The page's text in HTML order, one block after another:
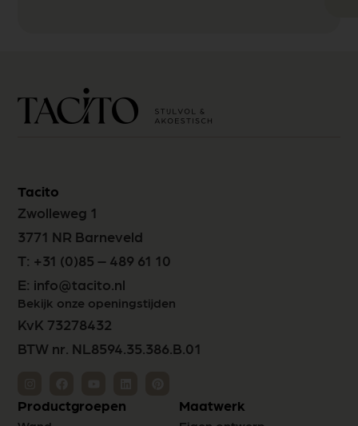
Tacito
Zwolleweg 1
3771 NR Barneveld
T: +31 (0)85 – 489 61 10
E: info@tacito.nl
Bekijk onze openingstijden
KvK 73278432
BTW nr. NL8594.35.386.B.01
Productgroepen Maatwerk